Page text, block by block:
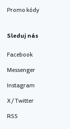
Promo kódy
Sleduj nás
Facebook
Messenger
Instagram
X / Twitter
RSS